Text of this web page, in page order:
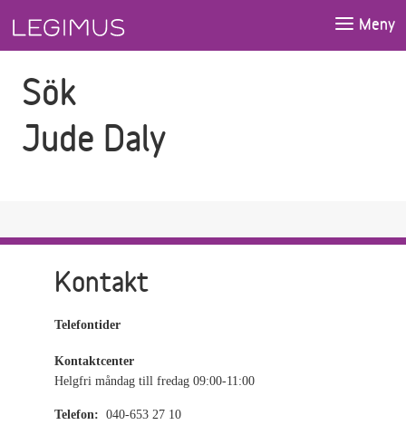
Meny
Sök
Jude Daly
Kontakt
Telefontider
Kontaktcenter
Helgfri måndag till fredag 09:00-11:00
Telefon: 040-653 27 10